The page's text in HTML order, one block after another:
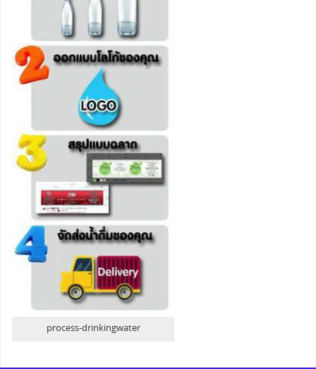
process-drinkingwater